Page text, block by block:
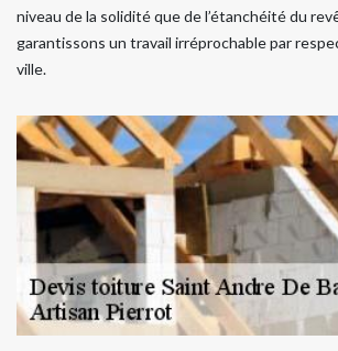
niveau de la solidité que de l’étanchéité du
garantissons un travail irréprochable par
ville.